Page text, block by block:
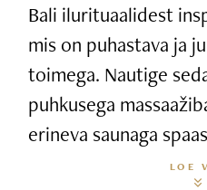
Bali ilurituaalidest
mis on puhastava ja
toimega. Nautige
puhkusega
erineva saunaga
LOE